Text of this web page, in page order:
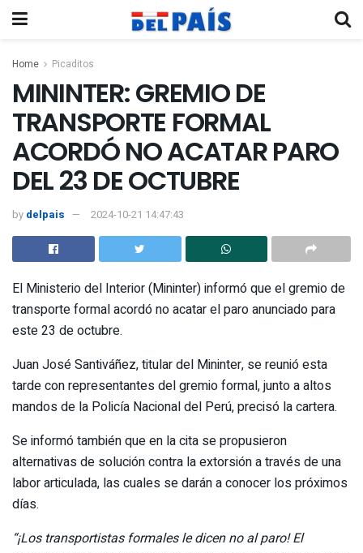
Home Picaditos
MININTER: GREMIO DE
TRANSPORTE FORMAL
ACORDÓ NO ACATAR PARO
DEL 23 DE OCTUBRE
by delpais 2024-10-21 14:47:43
El Ministerio del Interior (Mininter) informó que el gremio de
transporte formal acordó no acatar el paro anunciado para
este 23 de octubre.
Juan José Santiváñez, titular del Mininter, se reunió esta
tarde con representantes del gremio formal, junto a altos
mandos de la Policía Nacional del Perú, precisó la cartera.
Se informó también que en la cita se propusieron
alternativas de solución contra la extorsión a través de una
labor articulada, las cuales se darán a conocer los próximos
días.
“¡Los transportistas formales le dicen no al paro! El